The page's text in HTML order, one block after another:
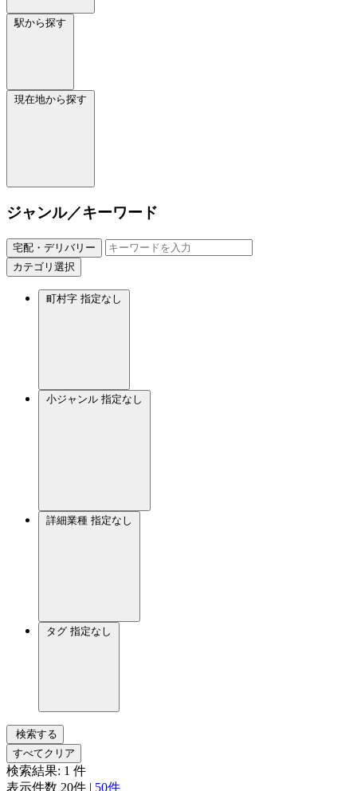
駅から探す
現在地から探す
ジャンル／キーワード
宅配・デリバリー
カテゴリ選択
町村字 指定なし
小ジャンル 指定なし
詳細業種 指定なし
タグ 指定なし
検索する
すべてクリア
検索結果: 1 件
表示件数 20件 | 50件